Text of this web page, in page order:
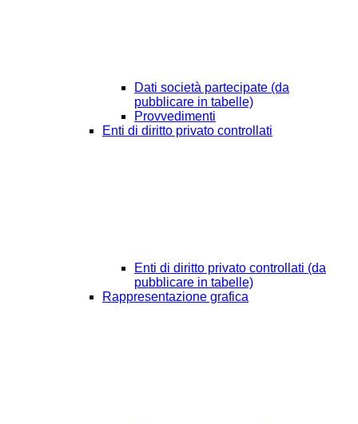
Dati società partecipate (da
pubblicare in tabelle)
Provvedimenti
Enti di diritto privato controllati
Enti di diritto privato controllati (da
pubblicare in tabelle)
Rappresentazione grafica